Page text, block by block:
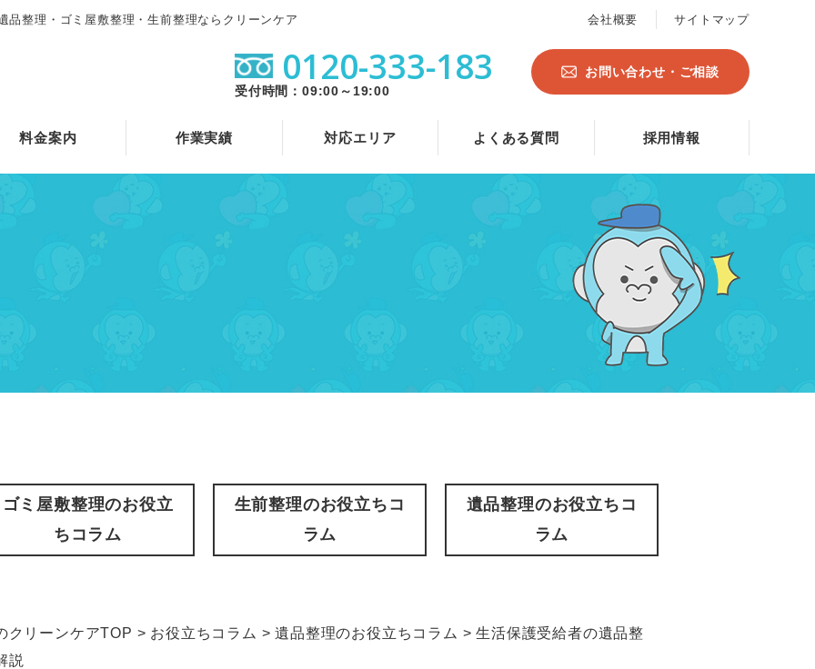
整理・ゴミ屋敷整理・生前整理ならクリーンケア 会社概要 サイトマップ
0120-333-183
受付時間：09:00～19:00
お問い合わせ・ご相談
料金案内 作業実績 対応エリア よくある質問 採用情報
ゴミ屋敷整理のお役立
ちコラム
生前整理のお役立ちコ
ラム
遺品整理のお役立ちコ
ラム
クリーンケアTOP > お役立ちコラム >遺品整理のお役立ちコラム >生活保護受給者の遺品整
説